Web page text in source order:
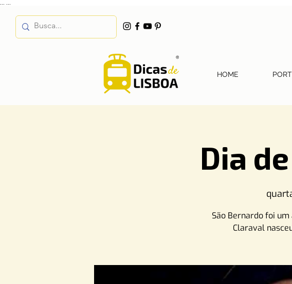
HOME
Dia
São Bernardo foi
Claraval